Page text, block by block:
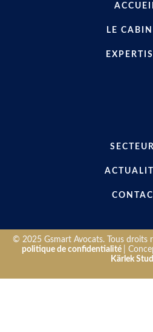
LE
© 2025 Gsmart Avocats. Tous droits
politique de confidentialité
|
Kärlek